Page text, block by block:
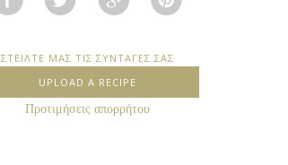
ΣΤΕΙΛΤΕ ΜΑΣ ΤΙΣ ΣΥΝΤΑΓΕΣ ΣΑΣ
UPLOAD A RECIPE
Προτιμήσεις απορρήτου